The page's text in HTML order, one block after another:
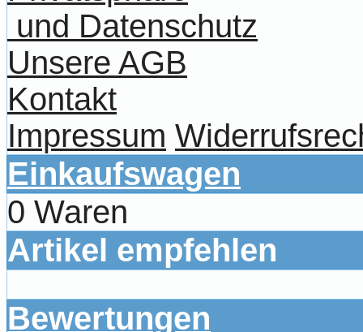
und Datenschutz
Unsere AGB
Kontakt
Impressum
Einkaufswagen
0 Waren
Artikel empfehlen
Bewertungen